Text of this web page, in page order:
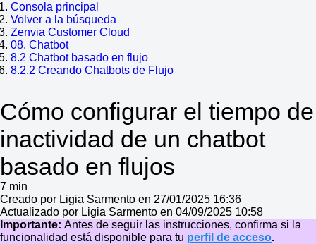
Consola principal
Volver a la búsqueda
Zenvia Customer Cloud
08. Chatbot
8.2 Chatbot basado en flujo
8.2.2 Creando Chatbots de Flujo
Cómo configurar el tiempo de
inactividad de un chatbot
basado en flujos
7 min
Creado por Ligia Sarmento en 27/01/2025 16:36
Actualizado por Ligia Sarmento en 04/09/2025 10:58
Importante: Antes de seguir las instrucciones, confirma si la
funcionalidad está disponible para tu perfil de acceso.